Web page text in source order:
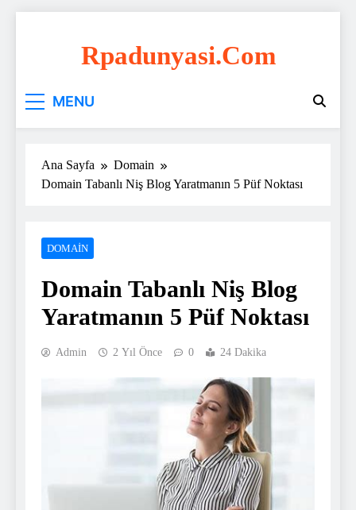
Rpadunyasi.com
Çözümleri!
MENU
Ana Sayfa
Domain
Domain Tabanlı Niş Blog Yaratmanın 5 Püf Noktası
DOMAIN
Domain Tabanlı Niş Blog
Yaratmanın 5 Püf Noktası
Admin 2 Yıl Önce 0 24 Dakika